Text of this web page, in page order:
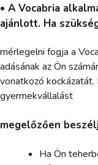
• A Vocabria
ajánlott. Ha
mérlegelni fogja a
adásának az Ön
vonatkozó
gyermekvállalást
megelőzően
Ha Ön